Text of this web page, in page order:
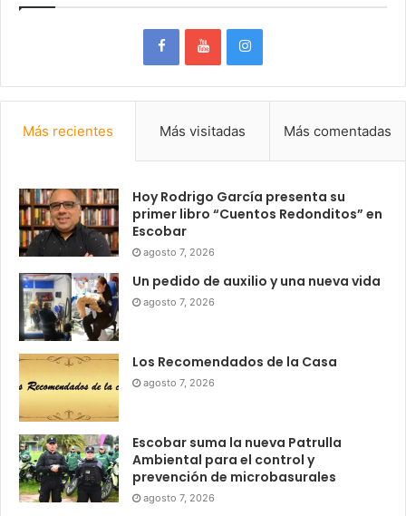
Más recientes Más visitadas Más comentadas
Hoy Rodrigo García presenta su
primer libro “Cuentos Redonditos” en
Escobar
agosto 7, 2026
Un pedido de auxilio y una nueva vida
agosto 7, 2026
Los Recomendados de la Casa
agosto 7, 2026
Escobar suma la nueva Patrulla
Ambiental para el control y
prevención de microbasurales
agosto 7, 2026